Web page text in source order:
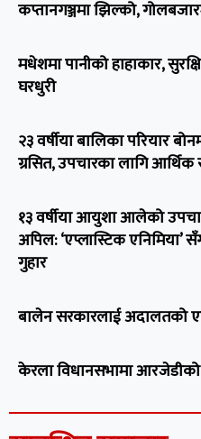
कप्तानगञ्जमा झिल्को,
मधेशमा पानीको हाहाकार,
घरधुरी
२३ वर्षीया बालिका परियार
ग्रसित, उपचारका लागि
१३ वर्षीया आयुशा आलेको
अपिल: ‘एप्लास्टिक
गुहार
बालेन सरकारलाई अदालतको
केरला विधानसभामा